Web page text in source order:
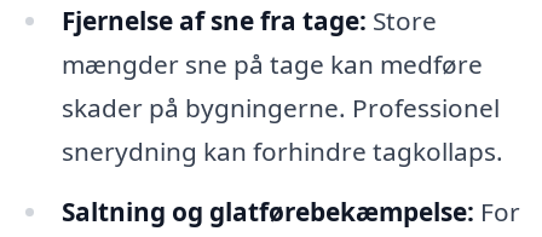
Fjernelse af sne fra tage: Store
mængder sne på tage kan medføre
skader på bygningerne. Professionel
snerydning kan forhindre tagkollaps.
Saltning og glatførebekæmpelse: For